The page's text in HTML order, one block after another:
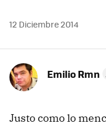
12 Diciembre 2014
Emilio Rmn
Justo como lo